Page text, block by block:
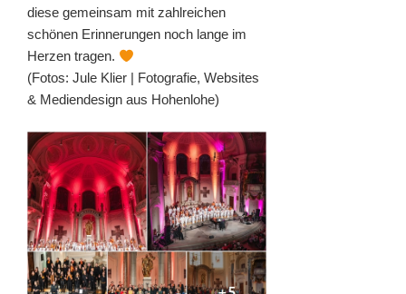
diese gemeinsam mit zahlreichen
schönen Erinnerungen noch lange im
Herzen tragen.
(Fotos: Jule Klier | Fotografie, Websites
& Mediendesign aus Hohenlohe)